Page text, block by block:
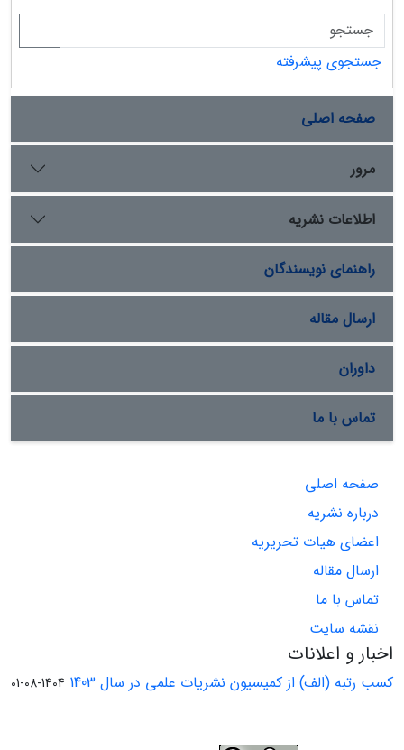
جستجوی پیشرفته
صفحه اصلی
مرور
اطلاعات نشریه
راهنمای نویسندگان
ارسال مقاله
داوران
تماس با ما
صفحه اصلی
درباره نشریه
اعضای هیات تحریریه
ارسال مقاله
تماس با ما
نقشه سایت
اخبار و اعلانات
کسب رتبه (الف) از کمیسیون نشریات علمی در سال 1403 1404-08-01